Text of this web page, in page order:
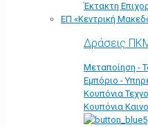
Έκτακτη
ΕΠ «Kεντρική
Δράσεις
Μεταποίηση -
Εμπόριο -
Κουπόνια
Κουπόνια